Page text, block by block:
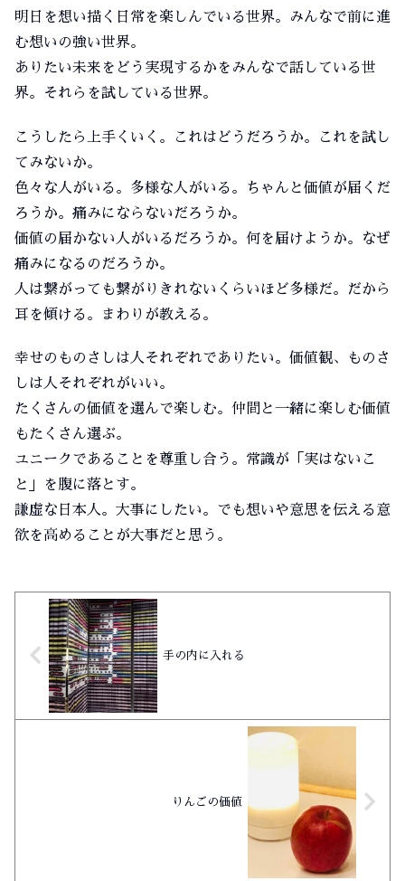
明日を想い描く日常を楽しんでいる世界。みんなで前に進
む想いの強い世界。
ありたい未来をどう実現するかをみんなで話している世
界。それらを試している世界。
こうしたら上手くいく。これはどうだろうか。これを試し
てみないか。
色々な人がいる。多様な人がいる。ちゃんと価値が届くだ
ろうか。痛みにならないだろうか。
価値の届かない人がいるだろうか。何を届けようか。なぜ
痛みになるのだろうか。
人は繋がっても繋がりきれないくらいほど多様だ。だから
耳を傾ける。まわりが教える。
幸せのものさしは人それぞれでありたい。価値観、ものさ
しは人それぞれがいい。
たくさんの価値を選んで楽しむ。仲間と一緒に楽しむ価値
もたくさん選ぶ。
ユニークであることを尊重し合う。常識が「実はないこ
と」を腹に落とす。
謙虚な日本人。大事にしたい。でも想いや意思を伝える意
欲を高めることが大事だと思う。
手の内に入れる
りんごの価値